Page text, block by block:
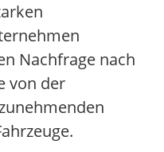
Nachfrage nach
von der